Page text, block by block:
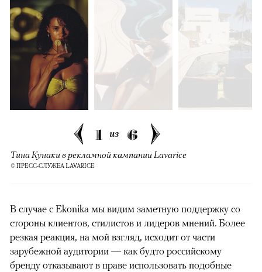
1 из 6
Тина Кунаки в рекламной кампании Lavarice
© ПРЕСС-СЛУЖБА LAVARICE
В случае с Ekonika мы видим заметную поддержку со
стороны клиентов, стилистов и лидеров мнений. Более
резкая реакция, на мой взгляд, исходит от части
зарубежной аудитории — как будто российскому
бренду отказывают в праве использовать подобные